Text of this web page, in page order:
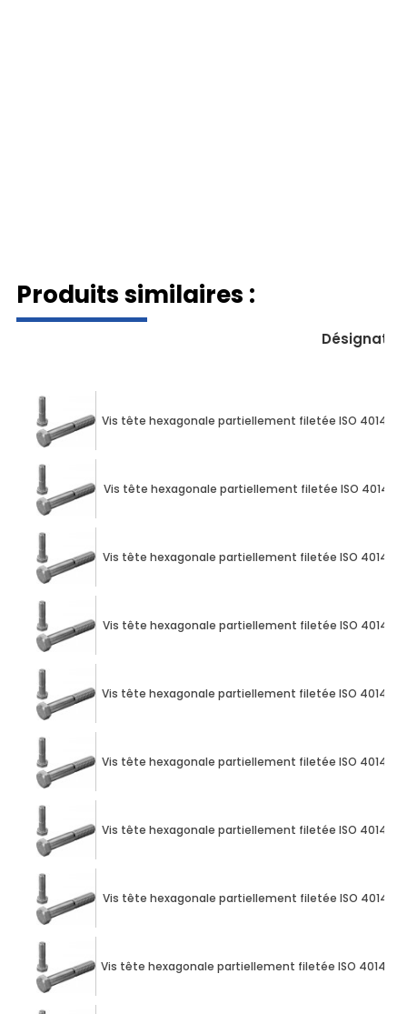
Produits similaires :
Vis tête hexagonale partiellement filetée ISO 4014 M10
Vis tête hexagonale partiellement filetée ISO 4014 M10
Vis tête hexagonale partiellement filetée ISO 4014 M10
Vis tête hexagonale partiellement filetée ISO 4014 M10
Vis tête hexagonale partiellement filetée ISO 4014 M10
Vis tête hexagonale partiellement filetée ISO 4014 M10
Vis tête hexagonale partiellement filetée ISO 4014 M10
Vis tête hexagonale partiellement filetée ISO 4014 M10
Vis tête hexagonale partiellement filetée ISO 4014 M10